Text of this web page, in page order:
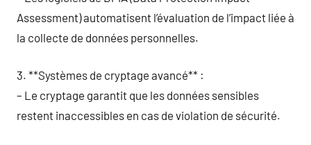
Assessment) automatisent l’évaluation de l’impact liée à
la collecte de données personnelles.
3. **Systèmes de cryptage avancé** :
– Le cryptage garantit que les données sensibles
restent inaccessibles en cas de violation de sécurité.